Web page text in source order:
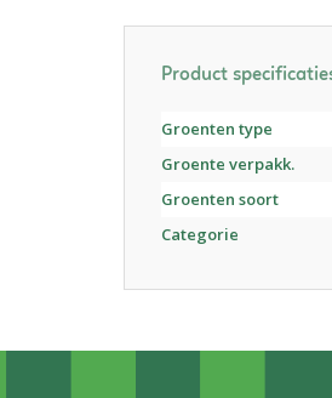
Product
Groenten type
Groente verpakk.
Groenten soort
Categorie